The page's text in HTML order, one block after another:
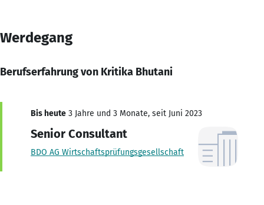
Werdegang
Berufserfahrung von Kritika Bhutani
Bis heute 3 Jahre und 3 Monate, seit Juni 2023
Senior Consultant
BDO AG Wirtschaftsprüfungsgesellschaft